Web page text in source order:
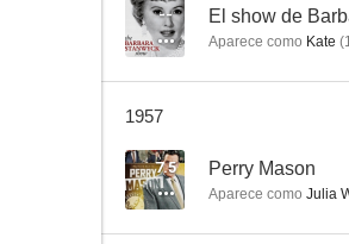
-- El show de
Aparece como Kate (
1957
7.5 Perry Mason
Aparece como Julia